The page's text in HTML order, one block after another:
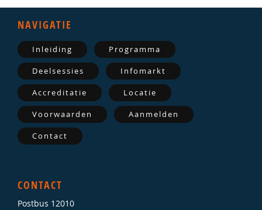
NAVIGATIE
Inleiding Programma
Deelsessies Infomarkt
Accreditatie Locatie
Voorwaarden Aanmelden
Contact
CONTACT
Postbus 12010